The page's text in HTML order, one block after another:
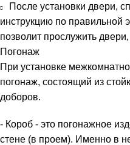
После установки двери,
инструкцию по правильной
позволит прослужить
Погонаж
При установке
погонаж, состоящий из стойки короба, наличников и
доборов.
- Короб - это погонажное
стене (в проем). Именно в